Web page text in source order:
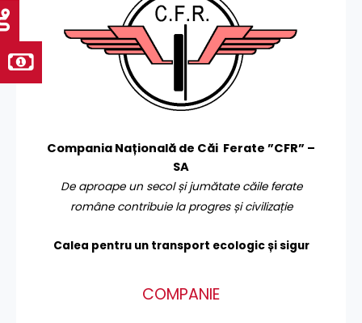
Compania Națională de Căi Ferate ”CFR” –
SA
De aproape un secol și jumătate căile ferate
române contribuie la progres și civilizație
Calea pentru un transport ecologic și sigur
COMPANIE